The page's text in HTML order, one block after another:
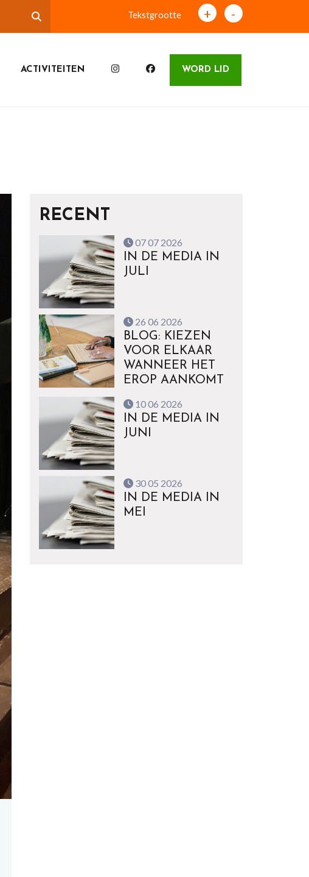
Tekstgrootte + -
ACTIVITEITEN WORD LID
RECENT
07 07 2026
IN DE MEDIA IN
JULI
26 06 2026
BLOG: KIEZEN
VOOR ELKAAR
WANNEER HET
EROP AANKOMT
10 06 2026
IN DE MEDIA IN
JUNI
30 05 2026
IN DE MEDIA IN
MEI